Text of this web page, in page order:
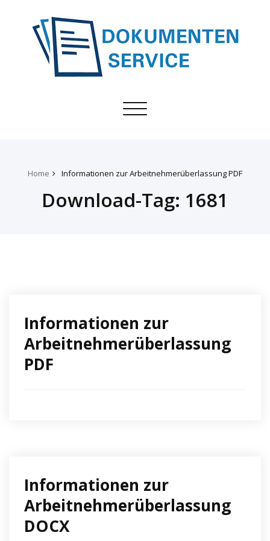
Toggle
Home Informationen zur Arbeitnehmerüberlassung PDF
Download-Tag: 1681
Informationen zur
Arbeitnehmerüberlassung
PDF
Informationen zur
Arbeitnehmerüberlassung
DOCX